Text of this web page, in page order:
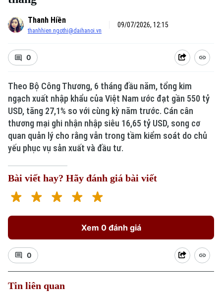
Thanh Hiền
thanhhien.ngothi@daihanoi.vn
09/07/2026, 12:15
0
Theo Bộ Công Thương, 6 tháng đầu năm, tổng kim
ngạch xuất nhập khẩu của Việt Nam ước đạt gần 550 tỷ
USD, tăng 27,1% so với cùng kỳ năm trước. Cán cân
thương mại ghi nhận nhập siêu 16,65 tỷ USD, song cơ
quan quản lý cho rằng vẫn trong tầm kiểm soát do chủ
yếu phục vụ sản xuất và đầu tư.
Bài viết hay? Hãy đánh giá bài viết
Xem 0 đánh giá
0
Tin liên quan